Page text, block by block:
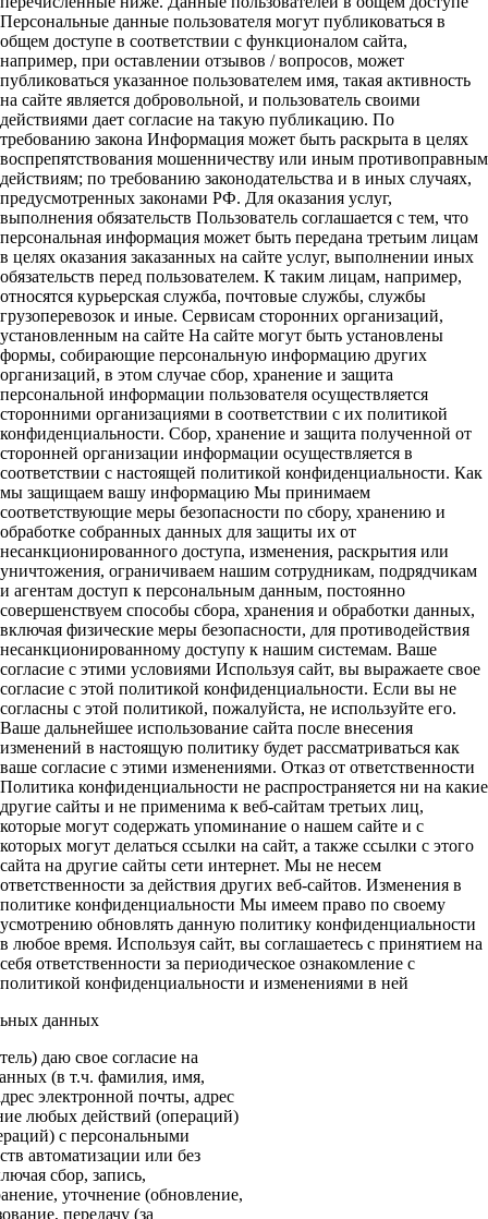
Персональные данные пользователя могут публиковаться в
общем доступе в соответствии с функционалом сайта,
например, при оставлении отзывов / вопросов, может
публиковаться указанное пользователем имя, такая активность
на сайте является добровольной, и пользователь своими
действиями дает согласие на такую публикацию. По
требованию закона Информация может быть раскрыта в целях
воспрепятствования мошенничеству или иным противоправным
действиям; по требованию законодательства и в иных случаях,
предусмотренных законами РФ. Для оказания услуг,
выполнения обязательств Пользователь соглашается с тем, что
персональная информация может быть передана третьим лицам
в целях оказания заказанных на сайте услуг, выполнении иных
обязательств перед пользователем. К таким лицам, например,
относятся курьерская служба, почтовые службы, службы
грузоперевозок и иные. Сервисам сторонних организаций,
установленным на сайте На сайте могут быть установлены
формы, собирающие персональную информацию других
организаций, в этом случае сбор, хранение и защита
персональной информации пользователя осуществляется
сторонними организациями в соответствии с их политикой
конфиденциальности. Сбор, хранение и защита полученной от
сторонней организации информации осуществляется в
соответствии с настоящей политикой конфиденциальности. Как
мы защищаем вашу информацию Мы принимаем
соответствующие меры безопасности по сбору, хранению и
обработке собранных данных для защиты их от
несанкционированного доступа, изменения, раскрытия или
уничтожения, ограничиваем нашим сотрудникам, подрядчикам
и агентам доступ к персональным данным, постоянно
совершенствуем способы сбора, хранения и обработки данных,
включая физические меры безопасности, для противодействия
несанкционированному доступу к нашим системам. Ваше
согласие с этими условиями Используя сайт, вы выражаете свое
согласие с этой политикой конфиденциальности. Если вы не
согласны с этой политикой, пожалуйста, не используйте его.
Ваше дальнейшее использование сайта после внесения
изменений в настоящую политику будет рассматриваться как
ваше согласие с этими изменениями. Отказ от ответственности
Политика конфиденциальности не распространяется ни на какие
другие сайты и не применима к веб-сайтам третьих лиц,
которые могут содержать упоминание о нашем сайте и с
которых могут делаться ссылки на сайт, а также ссылки с этого
сайта на другие сайты сети интернет. Мы не несем
ответственности за действия других веб-сайтов. Изменения в
политике конфиденциальности Мы имеем право по своему
усмотрению обновлять данную политику конфиденциальности
в любое время. Используя сайт, вы соглашаетесь с принятием на
себя ответственности за периодическое ознакомление с
политикой конфиденциальности и изменениями в ней
данных
даю свое согласие на
(в т.ч. фамилия, имя,
электронной почты, адрес
любых действий (операций)
с персональными
автоматизации или без
сбор, запись,
уточнение (обновление,
передачу (за